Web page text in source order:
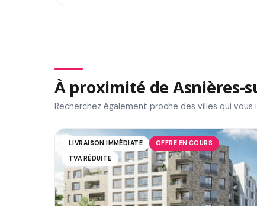
À proximité de Asnières-
Recherchez également proche des villes qui
LIVRAISON IMMÉDIATE
OFFRE EN COURS
TVA RÉDUITE